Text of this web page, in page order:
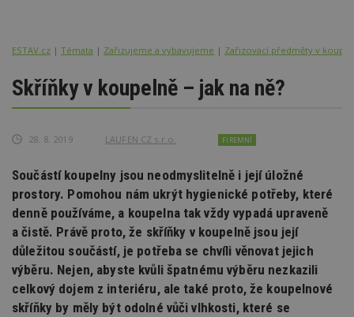
ESTAV.cz Témata Zařizujeme a vybavujeme Zařizovací předměty v
Skříňky v koupelně – jak na ně?
28. 8. 2019 LAUFEN CZ s.r.o. FIREMNÍ
Součástí koupelny jsou neodmyslitelně i její úložné
prostory. Pomohou nám ukrýt hygienické potřeby, které
denně používáme, a koupelna tak vždy vypadá upraveně
a čistě. Právě proto, že skříňky v koupelně jsou její
důležitou součástí, je potřeba se chvíli věnovat jejich
výběru. Nejen, abyste kvůli špatnému výběru nezkazili
celkový dojem z interiéru, ale také proto, že koupelnové
skříňky by měly být odolné vůči vlhkosti, které se